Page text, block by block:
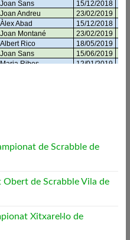
de Scrabble de
Obert de Scrabble Vila de
Xitxarel·lo de